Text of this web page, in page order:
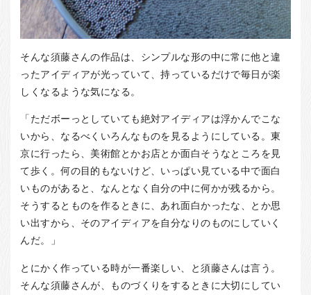
そんな須藤さんの作品は、シンプルな形の中に常に他と違
ったアイディアが光っていて、持っているだけで毎日が楽
しくなるような気になる。
「ただボーっとしていても絶対アイディアは浮かんでこな
いから、なるべくいろんなものを見るようにしている。東
京に行ったら、美術館とかお店とか面白そうなところを見
て歩く。何の目的もないけど、いっぱい見ている中で面白
いものがあると、なんとなく自分の中に何かが残るから。
そうするとものを作るときに、あれ面白かったな、とか思
い出すから、そのアイディアを自分なりのものにしていく
んだ。」
とにかく作っている時が一番楽しい、と須藤さんは言う。
そんな須藤さんが、ものづくりをするときに大切にしてい